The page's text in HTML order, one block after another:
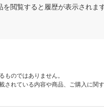
を閲覧すると履歴が表示されま
のではありません。
れている内容や商品、ご購入に関